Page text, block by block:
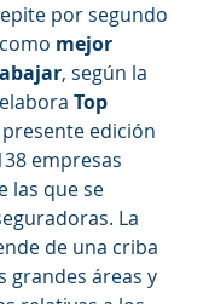
por segundo
mejor
, según la
Top
presente edición
empresas
las que se
La
de una criba
grandes áreas y